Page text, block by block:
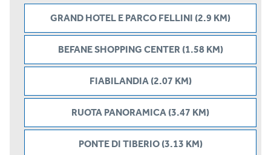
GRAND HOTEL E PARCO FELLINI (2.9 KM)
BEFANE SHOPPING CENTER (1.58 KM)
FIABILANDIA (2.07 KM)
RUOTA PANORAMICA (3.47 KM)
PONTE DI TIBERIO (3.13 KM)